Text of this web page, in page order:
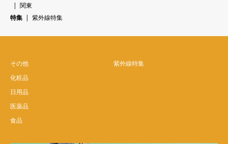
関東
特集
紫外線特集
その他
化粧品
日用品
医薬品
食品
紫外線特集